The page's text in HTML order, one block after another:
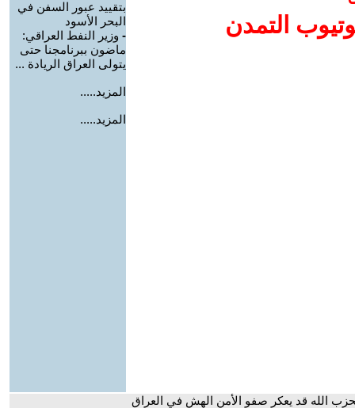
التمدن
بتقييد عبور السفن في
البحر الأسود
- وزير النفط العراقي:
ماضون ببرنامجنا حتى
يتولى العراق الريادة ...
المزيد.....
المزيد.....
الله قد يعكر صفو الأمن الهش في العراق